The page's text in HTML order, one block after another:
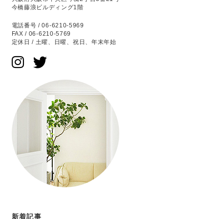
今橋藤浪ビルディング1階
電話番号 / 06-6210-5969
FAX / 06-6210-5769
定休日 / 土曜、日曜、祝日、年末年始
新着記事